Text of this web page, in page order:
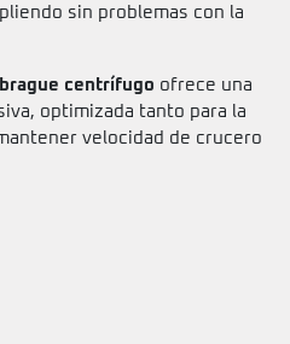
sin problemas con la
centrífugo ofrece una
optimizada tanto para la
velocidad de crucero